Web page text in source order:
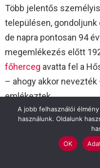
Több jelentős
településen, gondoljunk
de napra pontosan 94
megemlékezés előtt
főherceg avatta fel a
– ahogy akkor
emlékeztek.
József főherceg, aki
volt, az olasz fronton
vezette a magyar
A jobb felhasználói
használunk. Oldalunk
OK